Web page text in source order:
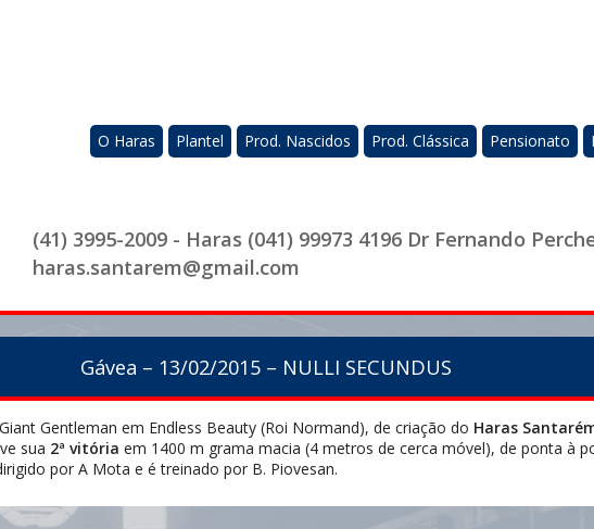
O Haras Plantel Prod. Nascidos Prod. Clássica Pensionato
(41) 3995-2009 - Haras (041) 99973 4196 Dr Fernando
haras.santarem@gmail.com
Gávea – 13/02/2015 – NULLI SECUNDUS
Gentleman em Endless Beauty (Roi Normand), de criação do Haras
sua 2ª vitória em 1400 m grama macia (4 metros de cerca móvel), de ponta à
por A Mota e é treinado por B. Piovesan.